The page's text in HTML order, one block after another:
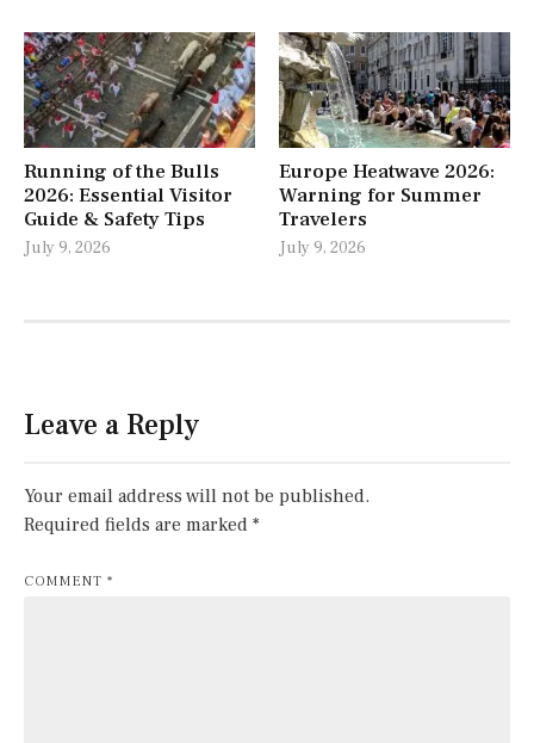
Running of the Bulls
2026: Essential Visitor
Guide & Safety Tips
July 9, 2026
Europe Heatwave 2026:
Warning for Summer
Travelers
July 9, 2026
Leave a Reply
Your email address will not be published.
Required fields are marked *
COMMENT *